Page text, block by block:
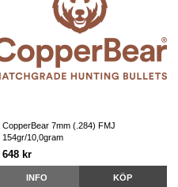
CopperBear 7mm (.284) FMJ
154gr/10,0gram
648 kr
INFO KÖP